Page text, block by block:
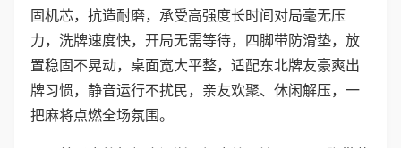
固机芯，抗造耐磨，承受高强度长时间对局毫无压
力，洗牌速度快，开局无需等待，四脚带防滑垫，放
置稳固不晃动，桌面宽大平整，适配东北牌友豪爽出
牌习惯，静音运行不扰民，亲友欢聚、休闲解压，一
把麻将点燃全场氛围。